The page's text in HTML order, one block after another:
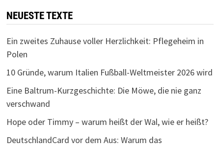
NEUESTE TEXTE
Ein zweites Zuhause voller Herzlichkeit: Pflegeheim in
Polen
10 Gründe, warum Italien Fußball-Weltmeister 2026 wird
Eine Baltrum-Kurzgeschichte: Die Möwe, die nie ganz
verschwand
Hope oder Timmy – warum heißt der Wal, wie er heißt?
DeutschlandCard vor dem Aus: Warum das